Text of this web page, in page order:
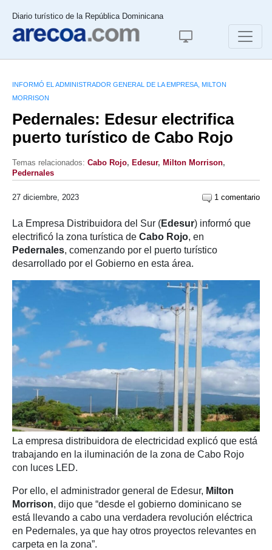
Diario turístico de la República Dominicana
INFORMÓ EL ADMINISTRADOR GENERAL DE LA EMPRESA, MILTON
MORRISON
Pedernales: Edesur electrifica
puerto turístico de Cabo Rojo
Temas relacionados: Cabo Rojo, Edesur, Milton Morrison,
Pedernales
27 diciembre, 2023 1 comentario
La Empresa Distribuidora del Sur (Edesur) informó que
electrificó la zona turística de Cabo Rojo, en
Pedernales, comenzando por el puerto turístico
desarrollado por el Gobierno en esta área.
La empresa distribuidora de electricidad explicó que está
trabajando en la iluminación de la zona de Cabo Rojo
con luces LED.
Por ello, el administrador general de Edesur, Milton
Morrison, dijo que “desde el gobierno dominicano se
está llevando a cabo una verdadera revolución eléctrica
en Pedernales, ya que hay otros proyectos relevantes en
carpeta en la zona”.